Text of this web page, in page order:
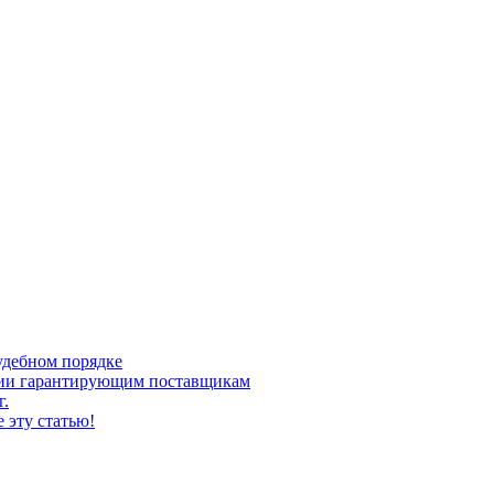
порядке
гарантирующим поставщикам
эту статью!